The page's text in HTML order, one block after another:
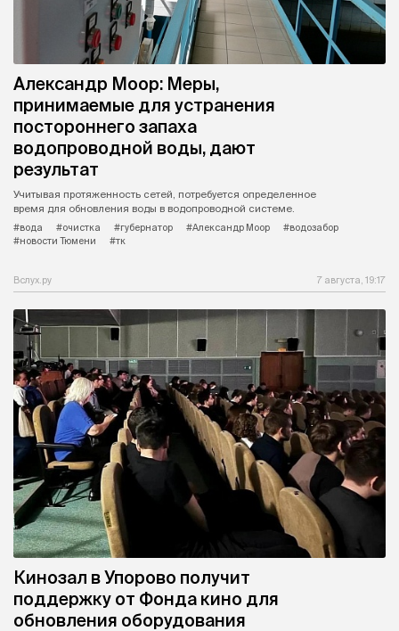
Александр Моор: Меры,
принимаемые для устранения
постороннего запаха
водопроводной воды, дают
результат
Учитывая протяженность сетей, потребуется определенное
время для обновления воды в водопроводной системе.
#вода
#очистка #губернатор #Александр Моор
#водозабор
#новости Тюмени
#тк
Вслух.ру 7 августа, 19:17
Кинозал в Упорово получит
поддержку от Фонда кино для
обновления оборудования